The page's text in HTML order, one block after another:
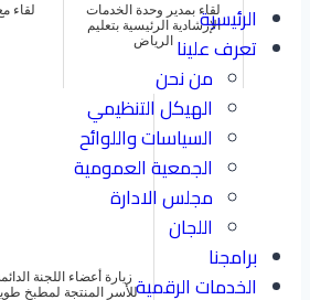
الرئيسية
تعرف علينا
من نحن
الهيكل التنظيمي
السياسات واللوائح
الجمعية العمومية
مجلس الادارة
اللجان
برامجنا
الخدمات الرقمية
لقاء بمدير وحدة الخدمات
الإرشادية الرئيسية بتعليم
الرياض
لقاء
زيارة أعضاء اللجنة
للأسر المنتجة لمطبخ